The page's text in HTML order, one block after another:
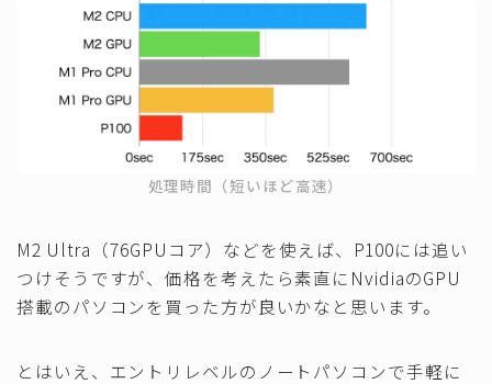
処理時間（短いほど高速）
M2 Ultra（76GPUコア）などを使えば、P100には追い
つけそうですが、価格を考えたら素直にNvidiaのGPU
搭載のパソコンを買った方が良いかなと思います。
とはいえ、エントリレベルのノートパソコンで手軽に